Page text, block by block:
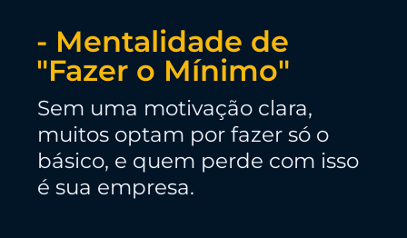
- Mentalidade de
"Fazer o Mínimo"
Sem uma motivação clara,
muitos optam por fazer só o
básico, e quem perde com isso
é sua empresa.